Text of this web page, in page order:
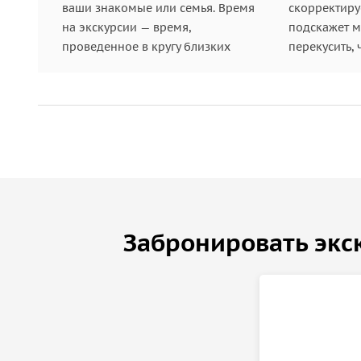
Новосильцевская батарея
Мощные орудийные дворики Новосильцевской
ваши знакомые или семья. Время
на экскурсии — время,
проведенное в кругу близких
подскажет
перекусить,
Забронировать